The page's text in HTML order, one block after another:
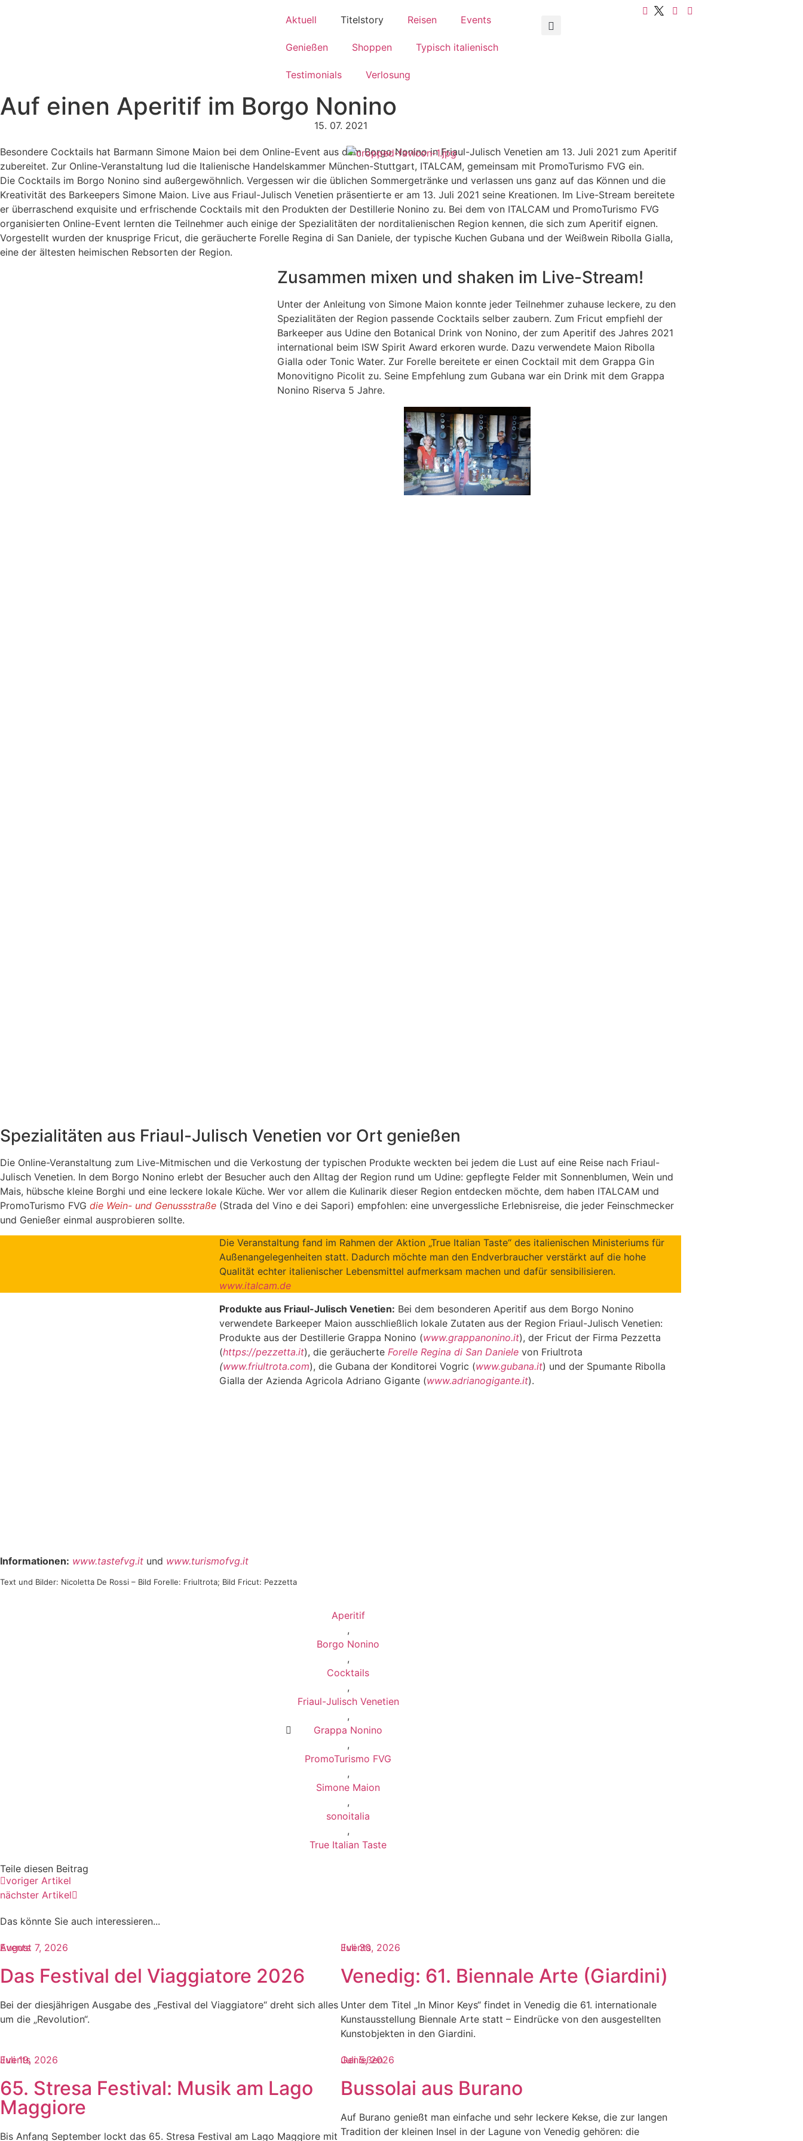
Aktuell Titelstory Reisen Events
Genießen Shoppen Typisch italienisch
Testimonials Verlosung
Auf einen Aperitif im Borgo Nonino
15. 07. 2021
Besondere Cocktails hat Barmann Simone Maion bei dem Online-Event aus dem Borgo Nonino in Friaul-Julisch Venetien am 13. Juli 2021 zum Aperitif
zubereitet. Zur Online-Veranstaltung lud die Italienische Handelskammer München-Stuttgart, ITALCAM, gemeinsam mit PromoTurismo FVG ein.
Die Cocktails im Borgo Nonino sind außergewöhnlich. Vergessen wir die üblichen Sommergetränke und verlassen uns ganz auf das Können und die
Kreativität des Barkeepers Simone Maion. Live aus Friaul-Julisch Venetien präsentierte er am 13. Juli 2021 seine Kreationen. Im Live-Stream bereitete
er überraschend exquisite und erfrischende Cocktails mit den Produkten der Destillerie Nonino zu. Bei dem von ITALCAM und PromoTurismo FVG
organisierten Online-Event lernten die Teilnehmer auch einige der Spezialitäten der norditalienischen Region kennen, die sich zum Aperitif eignen.
Vorgestellt wurden der knusprige Fricut, die geräucherte Forelle Regina di San Daniele, der typische Kuchen Gubana und der Weißwein Ribolla Gialla,
eine der ältesten heimischen Rebsorten der Region.
Zusammen mixen und shaken im Live-Stream!
Unter der Anleitung von Simone Maion konnte jeder Teilnehmer zuhause leckere, zu den
Spezialitäten der Region passende Cocktails selber zaubern. Zum Fricut empfiehl der
Barkeeper aus Udine den Botanical Drink von Nonino, der zum Aperitif des Jahres 2021
international beim ISW Spirit Award erkoren wurde. Dazu verwendete Maion Ribolla
Gialla oder Tonic Water. Zur Forelle bereitete er einen Cocktail mit dem Grappa Gin
Monovitigno Picolit zu. Seine Empfehlung zum Gubana war ein Drink mit dem Grappa
Nonino Riserva 5 Jahre.
Spezialitäten aus Friaul-Julisch Venetien vor Ort genießen
Die Online-Veranstaltung zum Live-Mitmischen und die Verkostung der typischen Produkte weckten bei jedem die Lust auf eine Reise nach Friaul-
Julisch Venetien. In dem Borgo Nonino erlebt der Besucher auch den Alltag der Region rund um Udine: gepflegte Felder mit Sonnenblumen, Wein und
Mais, hübsche kleine Borghi und eine leckere lokale Küche. Wer vor allem die Kulinarik dieser Region entdecken möchte, dem haben ITALCAM und
PromoTurismo FVG die Wein- und Genussstraße (Strada del Vino e dei Sapori) empfohlen: eine unvergessliche Erlebnisreise, die jeder Feinschmecker
und Genießer einmal ausprobieren sollte.
Die Veranstaltung fand im Rahmen der Aktion „True Italian Taste“ des italienischen Ministeriums für
Außenangelegenheiten statt. Dadurch möchte man den Endverbraucher verstärkt auf die hohe
Qualität echter italienischer Lebensmittel aufmerksam machen und dafür sensibilisieren.
www.italcam.de
Produkte aus Friaul-Julisch Venetien: Bei dem besonderen Aperitif aus dem Borgo Nonino
verwendete Barkeeper Maion ausschließlich lokale Zutaten aus der Region Friaul-Julisch Venetien:
Produkte aus der Destillerie Grappa Nonino (www.grappanonino.it), der Fricut der Firma Pezzetta
(https://pezzetta.it), die geräucherte Forelle Regina di San Daniele von Friultrota
(www.friultrota.com), die Gubana der Konditorei Vogric (www.gubana.it) und der Spumante Ribolla
Gialla der Azienda Agricola Adriano Gigante (www.adrianogigante.it).
Informationen: www.tastefvg.it und www.turismofvg.it
Text und Bilder: Nicoletta De Rossi – Bild Forelle: Friultrota; Bild Fricut: Pezzetta
Aperitif
,
Borgo Nonino
,
Cocktails
,
Friaul-Julisch Venetien
,
Grappa Nonino
,
PromoTurismo FVG
,
Simone Maion
,
sonoitalia
,
True Italian Taste
Teile diesen Beitrag
voriger Artikel
nächster Artikel
Das könnte Sie auch interessieren...​
Events
Das Festival del Viaggiatore 2026
Bei der diesjährigen Ausgabe des „Festival del Viaggiatore“ dreht sich alles
um die „Revolution“.
August 7, 2026 Events
Venedig: 61. Biennale Arte (Giardini)
Unter dem Titel „In Minor Keys“ findet in Venedig die 61. internationale
Kunstausstellung Biennale Arte statt – Eindrücke von den ausgestellten
Kunstobjekten in den Giardini.
Juli 30, 2026
Events
65. Stresa Festival: Musik am Lago
Maggiore
Bis Anfang September lockt das 65. Stresa Festival am Lago Maggiore mit
Juli 19, 2026 Genießen
Bussolai aus Burano
Auf Burano genießt man einfache und sehr leckere Kekse, die zur langen
Tradition der kleinen Insel in der Lagune von Venedig gehören: die
Juli 5, 2026